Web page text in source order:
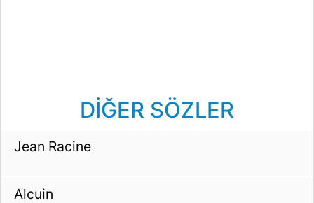
DİĞER SÖZLER
Jean Racine
Alcuin